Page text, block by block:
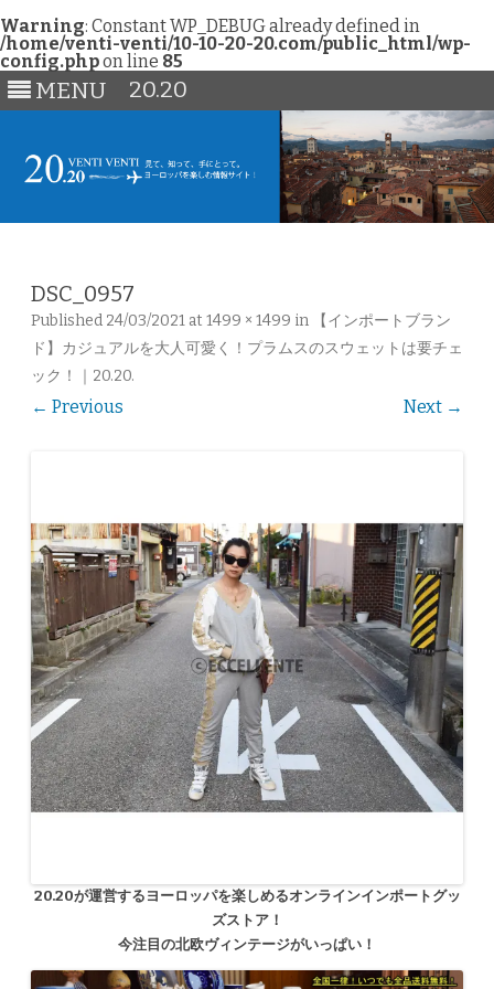
Warning: Constant WP_DEBUG already defined in
/home/venti-venti/10-10-20-20.com/public_html/wp-
config.phpon line 85
MENU 20.20
DSC_0957
Published 24/03/2021 at 1499 × 1499 in
【インポートブラン
ド】カジュアルを大人可愛く！プラムスのスウェットは要チェ
ック！｜20.20.
← Previous Next →
20.20が運営するヨーロッパを楽しめるオンラインインポートグッ
ズストア！
今注目の北欧ヴィンテージがいっぱい！